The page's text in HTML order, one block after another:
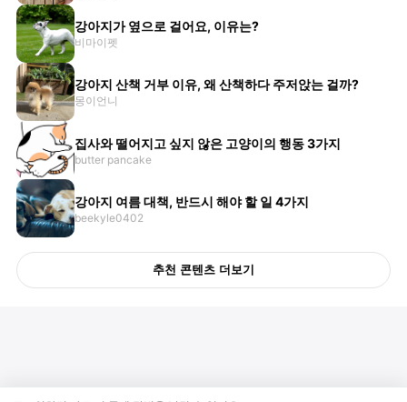
강아지가 옆으로 걸어요, 이유는?
비마이펫
강아지 산책 거부 이유, 왜 산책하다 주저앉는 걸까?
몽이언니
집사와 떨어지고 싶지 않은 고양이의 행동 3가지
butter pancake
강아지 여름 대책, 반드시 해야 할 일 4가지
beekyle0402
추천 콘텐츠 더보기